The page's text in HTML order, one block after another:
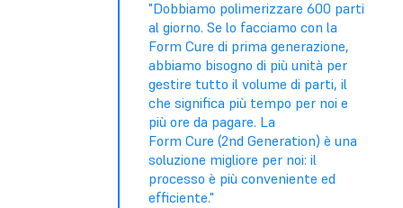
"Dobbiamo polimerizzare 600 parti
al giorno. Se lo facciamo con la
Form Cure di prima generazione,
abbiamo bisogno di più unità per
gestire tutto il volume di parti, il
che significa più tempo per noi e
più ore da pagare. La
Form Cure (2nd Generation) è una
soluzione migliore per noi: il
processo è più conveniente ed
efficiente."